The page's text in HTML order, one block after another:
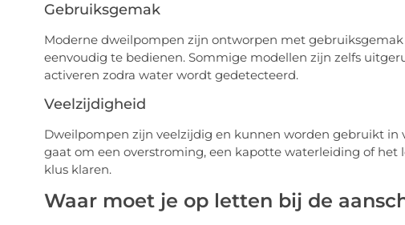
Gebruiksgemak
Moderne dweilpompen zijn ontworpen met
eenvoudig te bedienen. Sommige modellen zijn zelfs
activeren zodra water wordt gedetecteerd.
Veelzijdigheid
Dweilpompen zijn veelzijdig en kunnen worden gebruikt in
gaat om een overstroming, een kapotte waterleiding of
klus klaren.
Waar moet je op letten bij de